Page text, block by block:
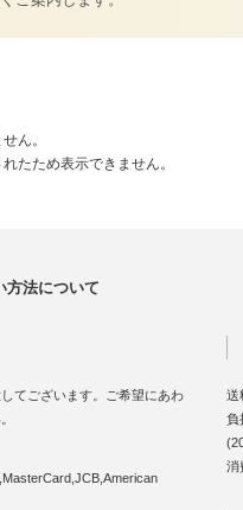
ん。
たため表示できません。
方法について
てございます。ご希望にあわ
送
負
消